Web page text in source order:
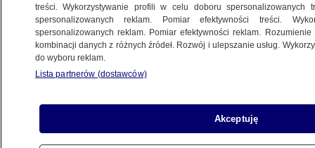
2.12.2023, 09:37
Udostępnij
treści. Wykorzystywanie profili w celu doboru spersonalizowanych
spersonalizowanych reklam. Pomiar efektywności treści.
spersonalizowanych reklam. Pomiar efektywności reklam.
kombinacji danych z różnych źródeł. Rozwój i ulepszanie usług.
do wyboru reklam.
Lista partnerów (dostawców)
Akceptuję